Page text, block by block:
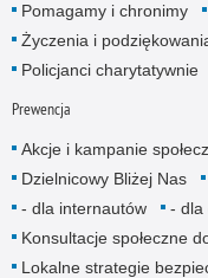
Pomagamy i chronimy
Życzenia i
Policjanci charytatywnie
Prewencja
Akcje i kampanie
Dzielnicowy Bliżej Nas
- dla internautów
- dla
Konsultacje społeczne
Lokalne strategie